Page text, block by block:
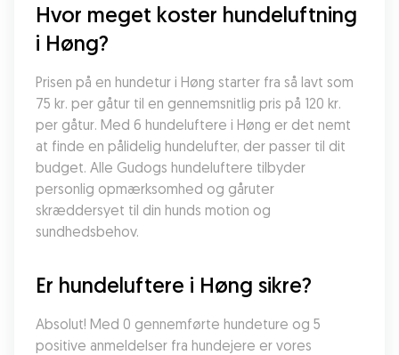
Hvor meget koster hundeluftning
i Høng?
Prisen på en hundetur i Høng starter fra så lavt som
75 kr. per gåtur til en gennemsnitlig pris på 120 kr.
per gåtur. Med 6 hundeluftere i Høng er det nemt
at finde en pålidelig hundelufter, der passer til dit
budget. Alle Gudogs hundeluftere tilbyder
personlig opmærksomhed og gåruter
skræddersyet til din hunds motion og
sundhedsbehov.
Er hundeluftere i Høng sikre?
Absolut! Med 0 gennemførte hundeture og 5
positive anmeldelser fra hundejere er vores